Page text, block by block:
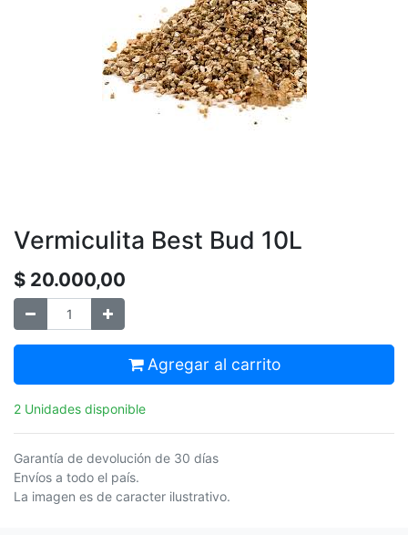
Vermiculita Best Bud 10L
$ 20.000,00
Agregar al carrito
2 Unidades disponible
Garantía de devolución de 30 días
Envíos a todo el país.
La imagen es de caracter ilustrativo.